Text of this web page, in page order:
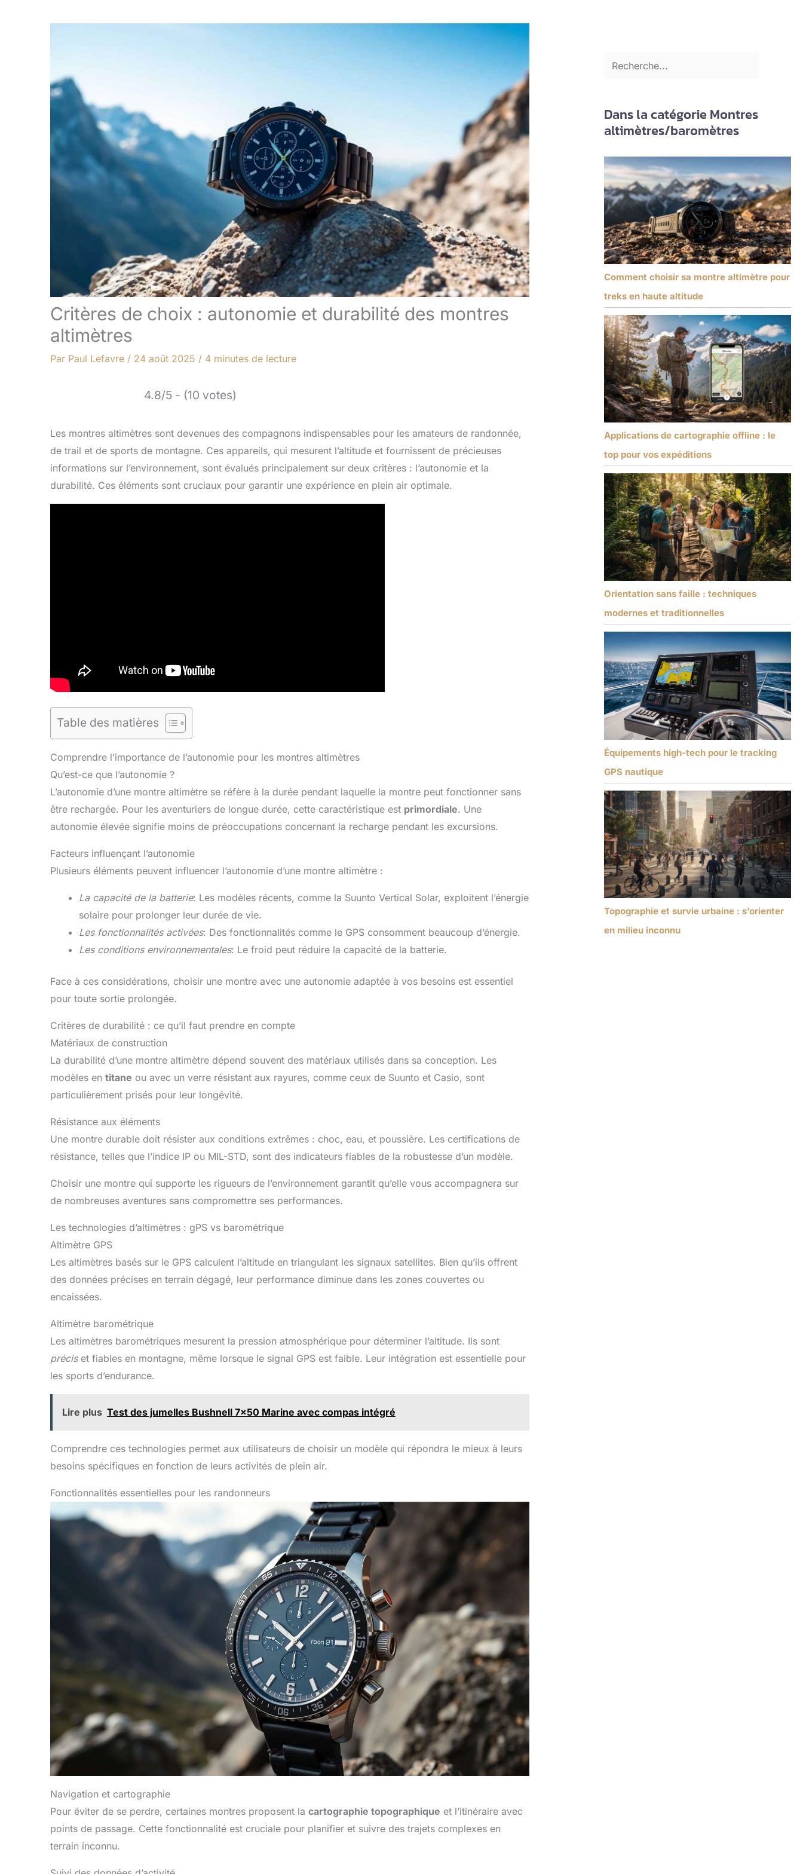
Critères de choix : autonomie et durabilité des montres
altimètres
Par Paul Lefavre / 24 août 2025 / 4 minutes de lecture
4.8/5 - (10 votes)
Les montres altimètres sont devenues des compagnons indispensables pour les amateurs de randonnée,
de trail et de sports de montagne. Ces appareils, qui mesurent l’altitude et fournissent de précieuses
informations sur l’environnement, sont évalués principalement sur deux critères : l’autonomie et la
durabilité. Ces éléments sont cruciaux pour garantir une expérience en plein air optimale.
Table des matières
Comprendre l’importance de l’autonomie pour les montres altimètres
Qu’est-ce que l’autonomie ?
L’autonomie d’une montre altimètre se réfère à la durée pendant laquelle la montre peut fonctionner sans
être rechargée. Pour les aventuriers de longue durée, cette caractéristique est primordiale. Une
autonomie élevée signifie moins de préoccupations concernant la recharge pendant les excursions.
Facteurs influençant l’autonomie
Plusieurs éléments peuvent influencer l’autonomie d’une montre altimètre :
La capacité de la batterie: Les modèles récents, comme la Suunto Vertical Solar, exploitent l’énergie
solaire pour prolonger leur durée de vie.
Les fonctionnalités activées: Des fonctionnalités comme le GPS consomment beaucoup d’énergie.
Les conditions environnementales: Le froid peut réduire la capacité de la batterie.
Face à ces considérations, choisir une montre avec une autonomie adaptée à vos besoins est essentiel
pour toute sortie prolongée.
Critères de durabilité : ce qu’il faut prendre en compte
Matériaux de construction
La durabilité d’une montre altimètre dépend souvent des matériaux utilisés dans sa conception. Les
modèles en titane ou avec un verre résistant aux rayures, comme ceux de Suunto et Casio, sont
particulièrement prisés pour leur longévité.
Résistance aux éléments
Une montre durable doit résister aux conditions extrêmes : choc, eau, et poussière. Les certifications de
résistance, telles que l’indice IP ou MIL-STD, sont des indicateurs fiables de la robustesse d’un modèle.
Choisir une montre qui supporte les rigueurs de l’environnement garantit qu’elle vous accompagnera sur
de nombreuses aventures sans compromettre ses performances.
Les technologies d’altimètres : gPS vs barométrique
Altimètre GPS
Les altimètres basés sur le GPS calculent l’altitude en triangulant les signaux satellites. Bien qu’ils offrent
des données précises en terrain dégagé, leur performance diminue dans les zones couvertes ou
encaissées.
Altimètre barométrique
Les altimètres barométriques mesurent la pression atmosphérique pour déterminer l’altitude. Ils sont
préciset fiables en montagne, même lorsque le signal GPS est faible. Leur intégration est essentielle pour
les sports d’endurance.
Lire plus Test des jumelles Bushnell 7x50 Marine avec compas intégré
Comprendre ces technologies permet aux utilisateurs de choisir un modèle qui répondra le mieux à leurs
besoins spécifiques en fonction de leurs activités de plein air.
Fonctionnalités essentielles pour les randonneurs
Navigation et cartographie
Pour éviter de se perdre, certaines montres proposent la cartographie topographique et l’itinéraire avec
points de passage. Cette fonctionnalité est cruciale pour planifier et suivre des trajets complexes en
terrain inconnu.
Dans la catégorie Montres
altimètres/baromètres
Comment choisir sa montre altimètre pour
treks en haute altitude
Applications de cartographie offline : le
top pour vos expéditions
Orientation sans faille : techniques
modernes et traditionnelles
Équipements high-tech pour le tracking
GPS nautique
Topographie et survie urbaine : s’orienter
en milieu inconnu